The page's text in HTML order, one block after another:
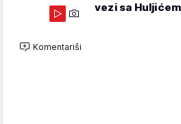
vezi sa Huljićem
Komentariši